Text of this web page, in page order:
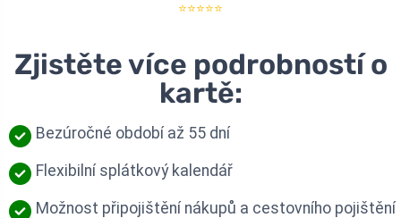
⭐⭐⭐⭐⭐
Zjistěte více podrobností o
kartě:
Bezúročné období až 55 dní
Flexibilní splátkový kalendář
Možnost připojištění nákupů a cestovního pojištění